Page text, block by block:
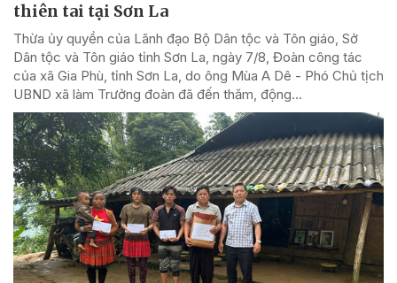
thiên tai tại Sơn La
Thừa ủy quyền của Lãnh đạo Bộ Dân tộc và Tôn giáo, Sở
Dân tộc và Tôn giáo tỉnh Sơn La, ngày 7/8, Đoàn công tác
của xã Gia Phù, tỉnh Sơn La, do ông Mùa A Dê - Phó Chủ tịch
UBND xã làm Trưởng đoàn đã đến thăm, động...